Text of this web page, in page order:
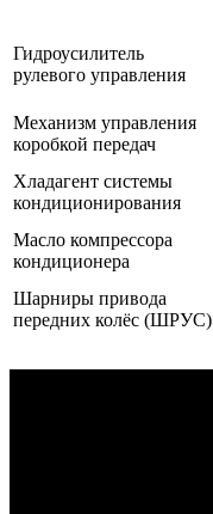
Гидроусилитель
рулевого управления
Механизм управления
коробкой передач
Хладагент системы
кондиционирования
Масло компрессора
кондиционера
Шарниры привода
передних колёс (ШРУС)